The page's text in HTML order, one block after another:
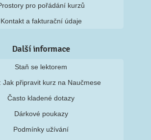
pro pořádání kurzů
Kontakt a fakturační údaje
Další informace
Staň se lektorem
Jak připravit kurz na Naučmese
Často kladené dotazy
Dárkové poukazy
Podmínky užívání